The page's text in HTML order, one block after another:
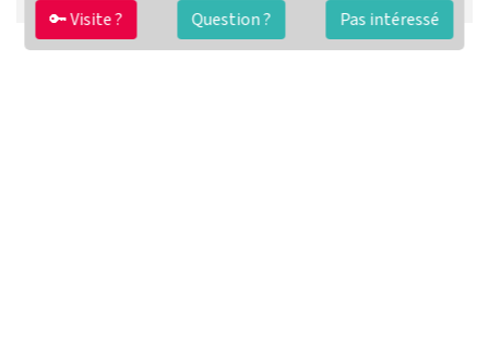
🔑 Visite ? Question ? Pas intéressé